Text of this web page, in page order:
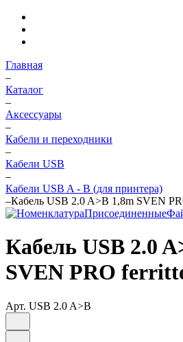
Главная
–
Каталог
–
Аксессуары
–
Кабели и переходники
–
Кабели USB
–
Кабели USB A - B (для принтера)
–Кабель USB 2.0 A>B 1,8m SVEN
Кабель USB 2.0
SVEN PRO
Арт. USB 2.0 A>B